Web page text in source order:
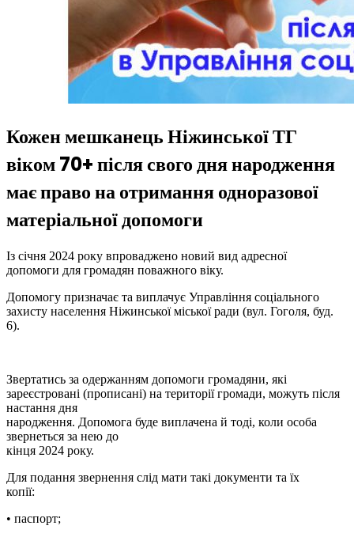
Кожен мешканець Ніжинської ТГ
віком 70+ після свого дня народження
має право на отримання одноразової
матеріальної допомоги
Із січня 2024 року впроваджено новий вид адресної
допомоги для громадян поважного віку.
Допомогу призначає та виплачує Управління соціального
захисту населення Ніжинської міської ради (вул. Гоголя, буд.
6).
Звертатись за одержанням допомоги громадяни, які
зареєстровані (прописані) на території громади, можуть після
настання дня
народження. Допомога буде виплачена й тоді, коли особа
звернеться за нею до
кінця 2024 року.
Для подання звернення слід мати такі документи та їх
копії:
• паспорт;